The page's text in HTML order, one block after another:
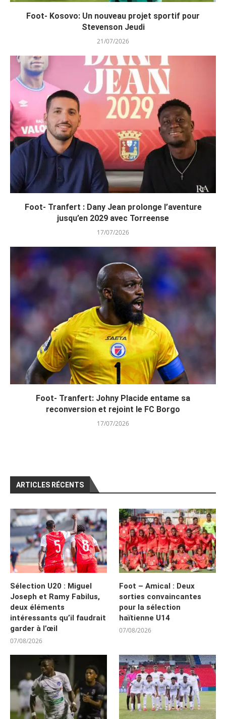
Foot- Kosovo: Un nouveau projet sportif pour
Stevenson Jeudi
21/07/2026
Foot- Tranfert : Dany Jean prolonge l’aventure
jusqu’en 2029 avec Torreense
17/07/2026
Foot- Tranfert: Johny Placide entame sa
reconversion et rejoint le FC Borgo
17/07/2026
ARTICLES RÉCENTS
Sélection U20 : Miguel
Joseph et Ramy Fabilus,
deux éléments
intéressants qu’il faudrait
garder à l’œil
07/08/2026
Foot – Amical : Deux
sorties convaincantes
pour la sélection
haïtienne U14
07/08/2026